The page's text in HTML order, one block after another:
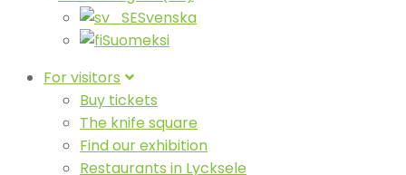
Svenska
Suomeksi
For visitors
Buy tickets
The knife square
Find our exhibition
Restaurants in Lycksele